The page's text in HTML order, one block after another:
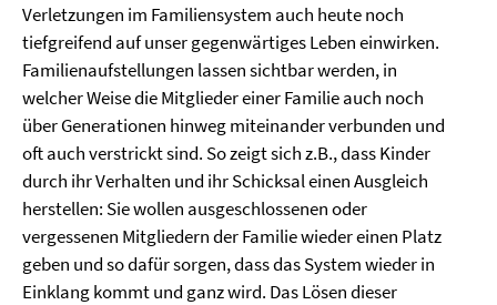
Verletzungen im Familiensystem auch heute noch
tiefgreifend auf unser gegenwärtiges Leben einwirken.
Familienaufstellungen lassen sichtbar werden, in
welcher Weise die Mitglieder einer Familie auch noch
über Generationen hinweg miteinander verbunden und
oft auch verstrickt sind. So zeigt sich z.B., dass Kinder
durch ihr Verhalten und ihr Schicksal einen Ausgleich
herstellen: Sie wollen ausgeschlossenen oder
vergessenen Mitgliedern der Familie wieder einen Platz
geben und so dafür sorgen, dass das System wieder in
Einklang kommt und ganz wird. Das Lösen dieser